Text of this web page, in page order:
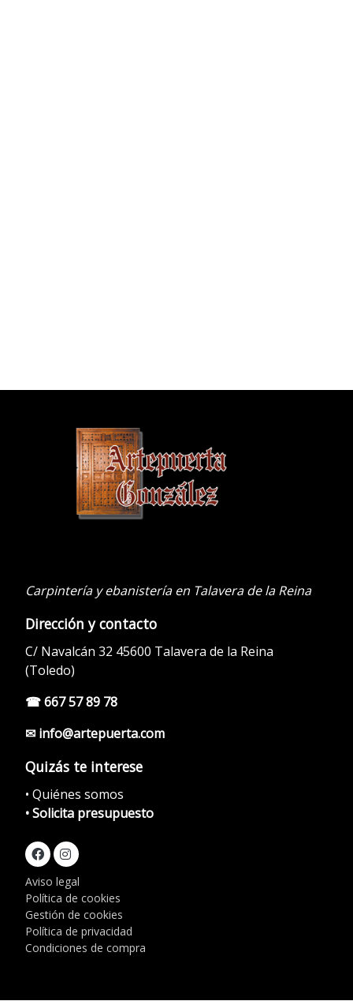
Carpintería y ebanistería en Talavera de la Reina
Dirección y contacto
C/ Navalcán 32 45600 Talavera de la Reina
(Toledo)
☎ 667 57 89 78
✉ info@artepuerta.com
Quizás te interese
• Quiénes somos
• Solicita presupuesto
Aviso legal
Política de cookies
Gestión de cookies
Política de privacidad
Condiciones de compra